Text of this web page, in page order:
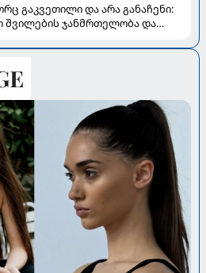
გაკვეთილი და არა განაჩენი:
შვილების ჯანმრთელობა და